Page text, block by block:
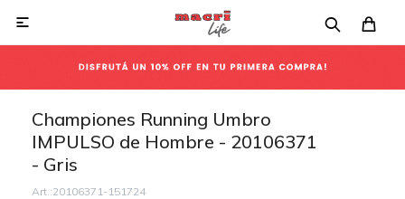

Championes Running Umbro
IMPULSO de Hombre - 20106371
- Gris
20106371-151724